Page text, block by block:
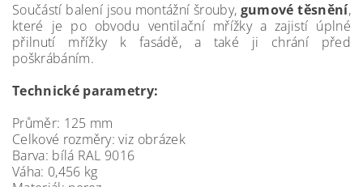
Součástí balení jsou montážní šrouby, gumové těsnění,
které je po obvodu ventilační mřížky a zajistí úplné
přilnutí mřížky k fasádě, a také ji chrání před
poškrábáním.
Technické parametry:
Průměr: 125 mm
Celkové rozměry: viz obrázek
Barva: bílá RAL 9016
Váha: 0,456 kg